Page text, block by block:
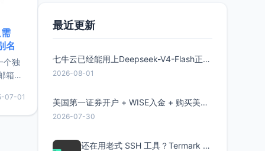
名
个独
箱等
较有
惠的
07-01
最近更新
七牛云已经能用上Deepseek-V4-Flash正式版了，点此领取300万Token
2026-08-01
美国第一证券开户 + WISE入金 + 购买美股全流程分享
2026-07-30
还在用老式 SSH 工具？Termark 新一代跨平台智能SSH客户端了解一下